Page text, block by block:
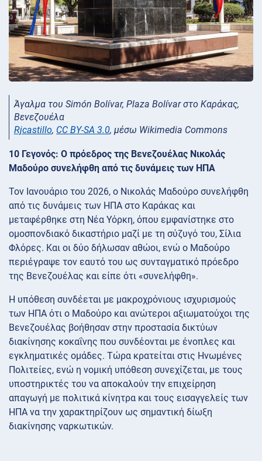
Άγαλμα του Simón Bolívar, Plaza Bolívar στο Καράκας,
Βενεζουέλα
Rjcastillo, CC BY-SA 3.0, μέσω Wikimedia Commons
10 Γεγονός: Ο πρόεδρος της Βενεζουέλας Νικολάς
Μαδούρο συνελήφθη από τις δυνάμεις των ΗΠΑ
Τον Ιανουάριο του 2026, ο Νικολάς Μαδούρο συνελήφθη
από τις δυνάμεις των ΗΠΑ στο Καράκας και
μεταφέρθηκε στη Νέα Υόρκη, όπου εμφανίστηκε στο
ομοσπονδιακό δικαστήριο μαζί με τη σύζυγό του, Σίλια
Φλόρες. Και οι δύο δήλωσαν αθώοι, ενώ ο Μαδούρο
περιέγραψε τον εαυτό του ως συνταγματικό πρόεδρο
της Βενεζουέλας και είπε ότι «συνελήφθη».
Η υπόθεση συνδέεται με μακροχρόνιους ισχυρισμούς
των ΗΠΑ ότι ο Μαδούρο και ανώτεροι αξιωματούχοι της
Βενεζουέλας βοήθησαν στην προστασία δικτύων
διακίνησης κοκαΐνης που συνδέονται με ένοπλες και
εγκληματικές ομάδες. Τώρα κρατείται στις Ηνωμένες
Πολιτείες, ενώ η νομική υπόθεση συνεχίζεται, με τους
υποστηρικτές του να αποκαλούν την επιχείρηση
απαγωγή με πολιτικά κίνητρα και τους εισαγγελείς των
ΗΠΑ να την χαρακτηρίζουν ως σημαντική δίωξη
διακίνησης ναρκωτικών.